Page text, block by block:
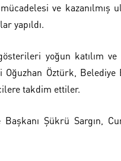
ve kazanılmış
yapıldı.
yoğun katılım
Öztürk,
takdim ettiler.
Şükrü Sargın,